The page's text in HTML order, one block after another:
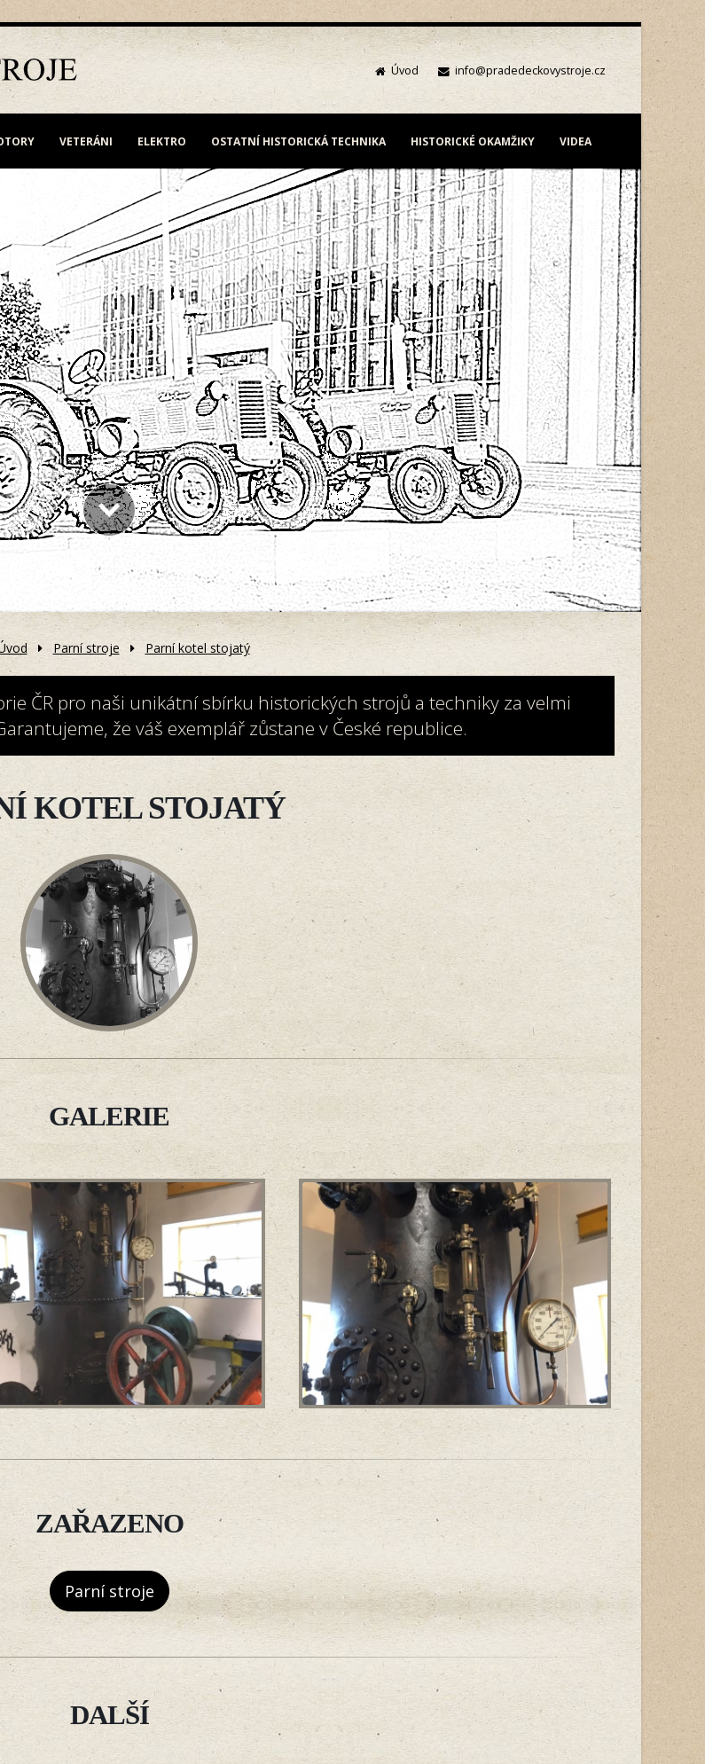
Úvod info@pradedeckovystroje.cz
VETERÁNI ELEKTRO OSTATNÍ HISTORICKÁ TECHNIKA HISTORICKÉ OKAMŽIKY VIDEA
Parní stroje Parní kotel stojatý
ČR pro naši unikátní sbírku historických strojů a techniky za velmi
že váš exemplář zůstane v České republice.
KOTEL STOJATÝ
GALERIE
ZAŘAZENO
Parní stroje
DALŠÍ